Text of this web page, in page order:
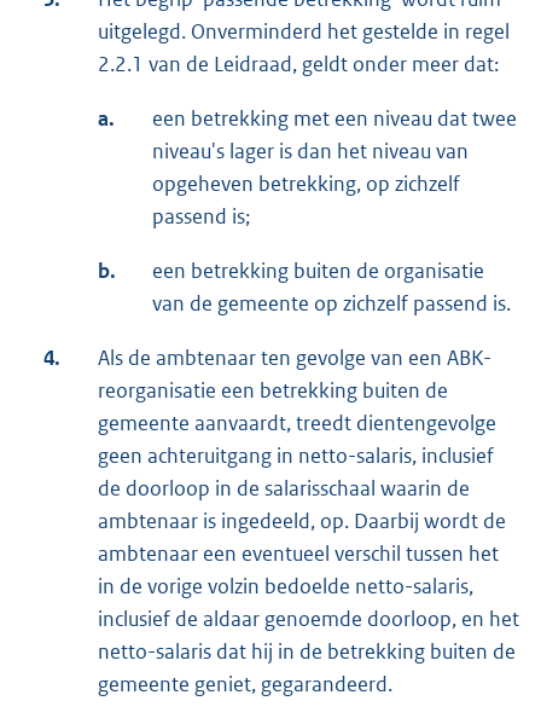
uitgelegd. Onverminderd het gestelde in regel
2.2.1 van de Leidraad, geldt onder meer dat:
a.
een betrekking met een niveau dat twee
niveau's lager is dan het niveau van
opgeheven betrekking, op zichzelf
passend is;
b.
een betrekking buiten de organisatie
van de gemeente op zichzelf passend is.
4.
Als de ambtenaar ten gevolge van een ABK-
reorganisatie een betrekking buiten de
gemeente aanvaardt, treedt dientengevolge
geen achteruitgang in netto-salaris, inclusief
de doorloop in de salarisschaal waarin de
ambtenaar is ingedeeld, op. Daarbij wordt de
ambtenaar een eventueel verschil tussen het
in de vorige volzin bedoelde netto-salaris,
inclusief de aldaar genoemde doorloop, en het
netto-salaris dat hij in de betrekking buiten de
gemeente geniet, gegarandeerd.